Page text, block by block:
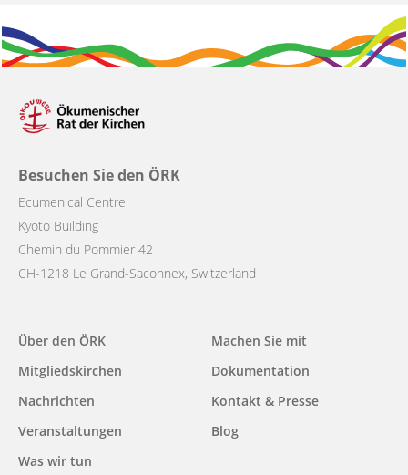
Besuchen Sie den ÖRK
Ecumenical Centre
Kyoto Building
Chemin du Pommier 42
CH-1218 Le Grand-Saconnex, Switzerland
Main
navigation
Über den ÖRK
Mitgliedskirchen
Nachrichten
Veranstaltungen
Was wir tun
Machen Sie mit
Dokumentation
Kontakt & Presse
Blog